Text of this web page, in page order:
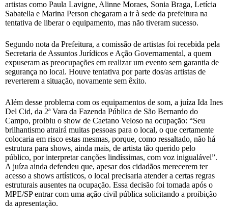
artistas como Paula Lavigne, Alinne Moraes, Sonia Braga, Letícia
Sabatella e Marina Person chegaram a ir à sede da prefeitura na
tentativa de liberar o equipamento, mas não tiveram sucesso.
Segundo nota da Prefeitura, a comissão de artistas foi recebida pela
Secretaria de Assuntos Jurídicos e Ação Governamental, a quem
expuseram as preocupações em realizar um evento sem garantia de
segurança no local. Houve tentativa por parte dos/as artistas de
reverterem a situação, novamente sem êxito.
Além desse problema com os equipamentos de som, a juíza Ida Ines
Del Cid, da 2ª Vara da Fazenda Pública de São Bernardo do
Campo, proibiu o show de Caetano Veloso na ocupação: “Seu
brilhantismo atrairá muitas pessoas para o local, o que certamente
colocaria em risco estas mesmas, porque, como ressaltado, não há
estrutura para shows, ainda mais, de artista tão querido pelo
público, por interpretar canções lindíssimas, com voz inigualável”.
A juíza ainda defendeu que, apesar dos cidadãos merecerem ter
acesso a shows artísticos, o local precisaria atender a certas regras
estruturais ausentes na ocupação. Essa decisão foi tomada após o
MPE/SP entrar com uma ação civil pública solicitando a proibição
da apresentação.